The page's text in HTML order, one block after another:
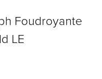
Foudroyante
LE